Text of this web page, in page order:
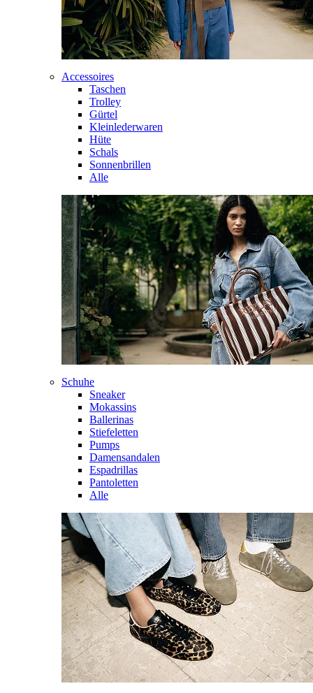
Accessoires
Taschen
Trolley
Gürtel
Kleinlederwaren
Hüte
Schals
Sonnenbrillen
Alle
Schuhe
Sneaker
Mokassins
Ballerinas
Stiefeletten
Pumps
Damensandalen
Espadrillas
Pantoletten
Alle